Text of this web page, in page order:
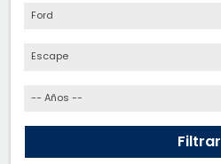
Ford
Escape
-- Años --
Filtrar